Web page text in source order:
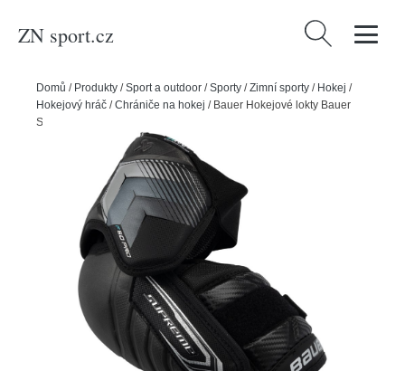
ZN sport.cz Vyhledávání
Domů / Produkty /Sport a outdoor /Sporty /Zimní sporty / Hokej /
Hokejový hráč /Chrániče na hokej / Bauer Hokejové lokty Bauer
Supreme F50 Pro INT, Intermediate, M